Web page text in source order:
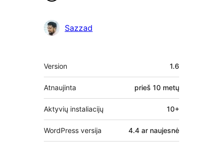
Sazzad
Metainformacija
Version 1.6
Atnaujinta prieš 10 metų
Aktyvių instaliacijų 10+
WordPress versija 4.4 ar naujesnė